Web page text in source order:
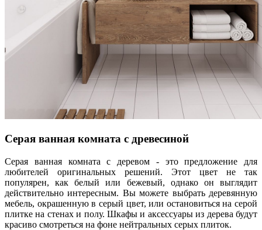
Серая ванная комната с древесиной
Серая ванная комната с деревом - это предложение для
любителей оригинальных решений. Этот цвет не так
популярен, как белый или бежевый, однако он выглядит
действительно интересным. Вы можете выбрать деревянную
мебель, окрашенную в серый цвет, или остановиться на серой
плитке на стенах и полу. Шкафы и аксессуары из дерева будут
красиво смотреться на фоне нейтральных серых плиток.